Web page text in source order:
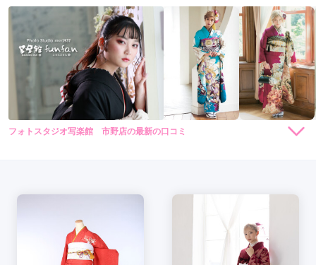
フォトスタジオ写楽館 市野店の最新の口コミ
ご利用目的：写真撮影 /
成人式
全部が良く何枚も撮っていただけて満足です。